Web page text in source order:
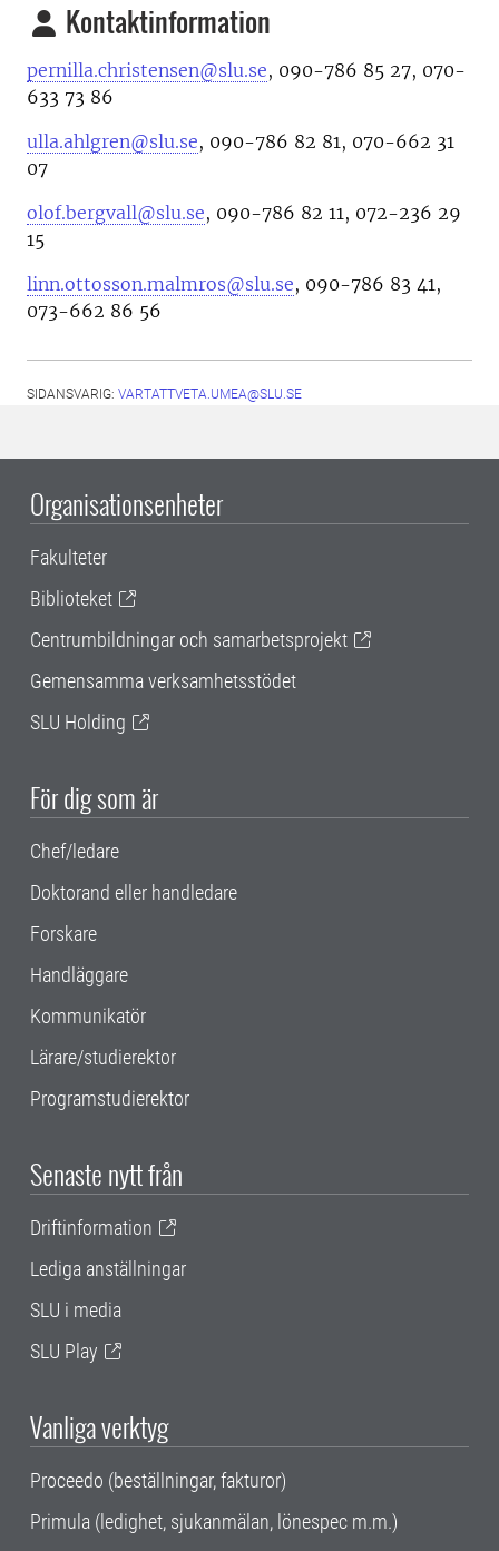
Kontaktinformation
pernilla.christensen@slu.se, 090-786 85 27, 070-
633 73 86
ulla.ahlgren@slu.se, 090-786 82 81, 070-662 31
07
olof.bergvall@slu.se, 090-786 82 11, 072-236 29
15
linn.ottosson.malmros@slu.se, 090-786 83 41,
073-662 86 56
SIDANSVARIG: VARTATTVETA.UMEA@SLU.SE
Organisationsenheter
Fakulteter
Biblioteket
Centrumbildningar och samarbetsprojekt
Gemensamma verksamhetsstödet
SLU Holding
För dig som är
Chef/ledare
Doktorand eller handledare
Forskare
Handläggare
Kommunikatör
Lärare/studierektor
Programstudierektor
Senaste nytt från
Driftinformation
Lediga anställningar
SLU i media
SLU Play
Vanliga verktyg
Proceedo (beställningar, fakturor)
Primula (ledighet, sjukanmälan, lönespec m.m.)